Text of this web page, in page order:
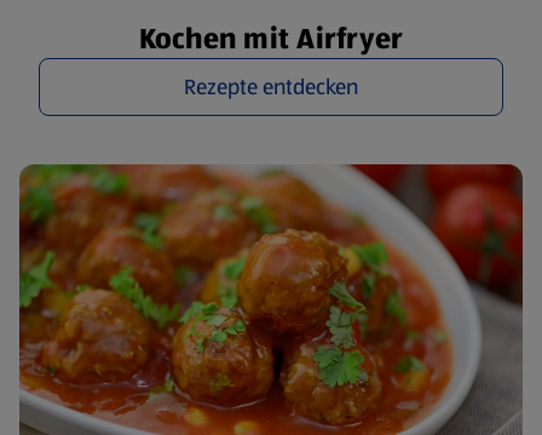
Kochen mit Airfryer
Rezepte entdecken